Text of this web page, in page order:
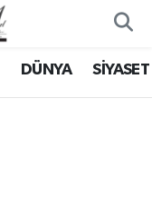
DÜNYA SİYASET